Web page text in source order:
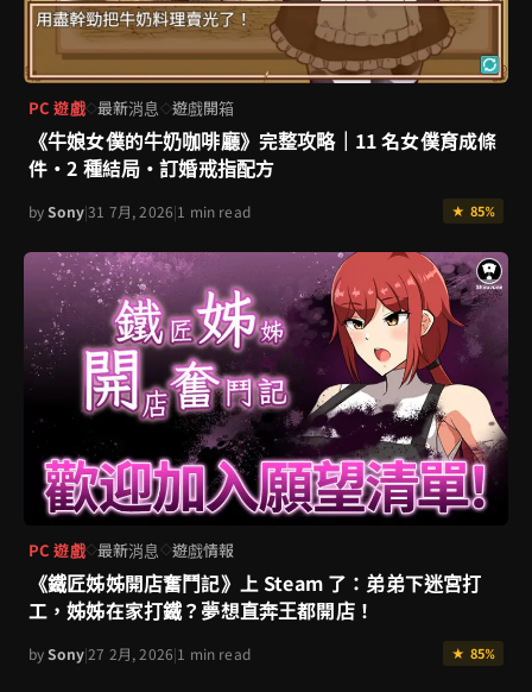
PC 遊戲◇最新消息◇遊戲開箱
《牛娘女僕的牛奶咖啡廳》完整攻略｜11 名女僕育成條
件・2 種結局・訂婚戒指配方
bySony|31 7月, 2026|1 min read ★ 85%
PC 遊戲◇最新消息◇遊戲情報
《鐵匠姊姊開店奮鬥記》上 Steam 了：弟弟下迷宮打
工，姊姊在家打鐵？夢想直奔王都開店！
bySony|27 2月, 2026|1 min read ★ 85%